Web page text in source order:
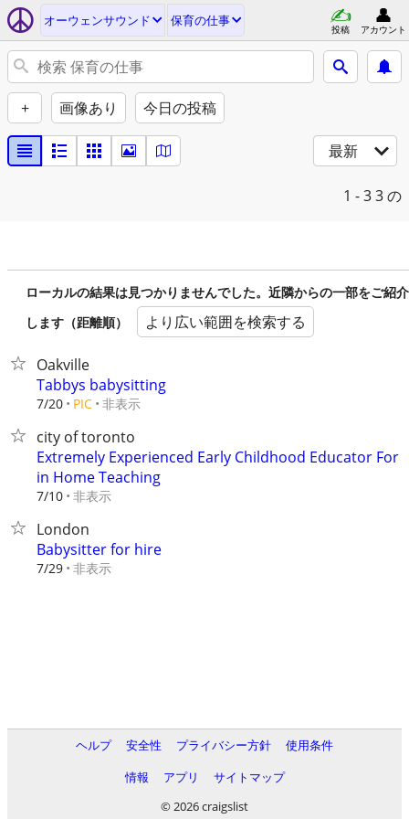
オーウェンサウンド 保育の仕事
投稿 アカウント
+ 画像あり 今日の投稿
最新
1 - 33 の
ローカルの結果は見つかりませんでした。近隣からの一部をご紹介
します（距離順）
より広い範囲を検索する
Oakville
Tabbys babysitting
7/20 PIC 非表示
city of toronto
Extremely Experienced Early Childhood Educator For
in Home Teaching
7/10 非表示
London
Babysitter for hire
7/29 非表示
ヘルプ 安全性 プライバシー方針
使用条件
情報
アプリ
サイトマップ
© 2026 craigslist